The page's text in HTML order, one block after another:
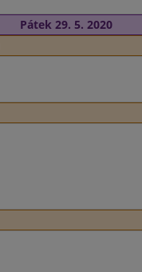
Pátek 29. 5. 2020